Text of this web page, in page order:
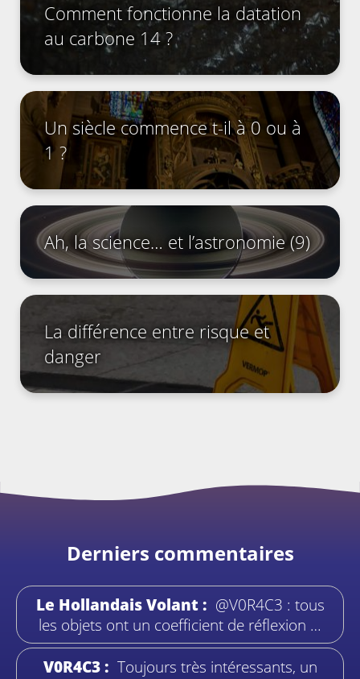
Comment fonctionne la datation
au carbone 14 ?
Un siècle commence t-il à 0 ou à
1 ?
Ah, la science… et l’astronomie (9)
La différence entre risque et
danger
Derniers commentaires
Le Hollandais Volant : @V0R4C3 : tous
les objets ont un coefficient de réflexion …
V0R4C3 : Toujours très intéressants, un